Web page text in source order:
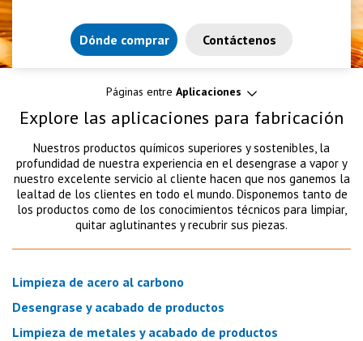
Dónde comprar Contáctenos
Páginas entre Aplicaciones
Explore las aplicaciones para fabricación
Nuestros productos químicos superiores y sostenibles, la
profundidad de nuestra experiencia en el desengrase a vapor y
nuestro excelente servicio al cliente hacen que nos ganemos la
lealtad de los clientes en todo el mundo. Disponemos tanto de
los productos como de los conocimientos técnicos para limpiar,
quitar aglutinantes y recubrir sus piezas.
Limpieza de acero al carbono
Desengrase y acabado de productos
Limpieza de metales y acabado de productos